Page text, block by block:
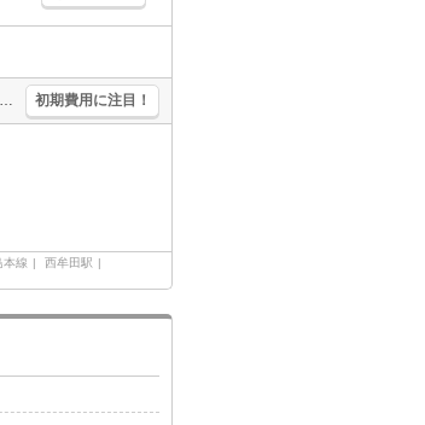
久々に空きました。ファミリーにお薦め。駐車場1台分無料。閑静な住宅街。保証会社加入要(初回保証料賃料の50%、月次保証料2%)。 初期費用に注目！
本線
西牟田駅